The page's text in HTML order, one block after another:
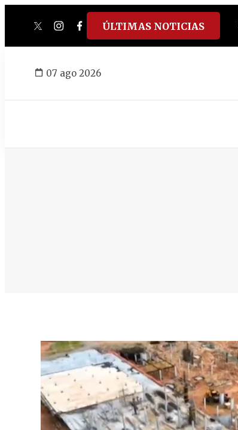
twitterinstagram
facebook
tiktokyoutube
spotify
ÚLTIMAS NOTICIAS
07 ago 2026